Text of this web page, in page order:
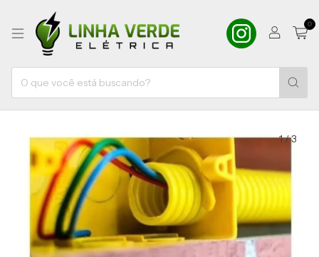
0
1/3